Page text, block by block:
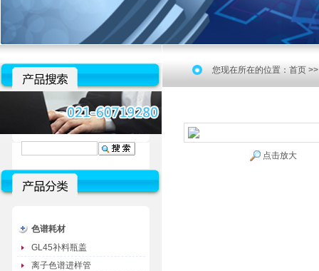
色谱耗材
GL45补料瓶盖
离子色谱进样管
您现在所在的位置： 首页
点击放大